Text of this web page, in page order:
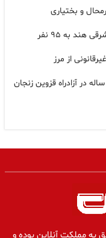
به ۹۵ نفر